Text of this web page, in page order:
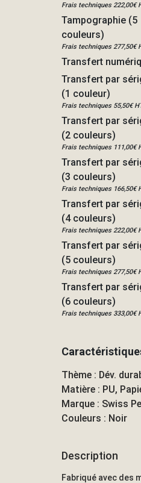
Frais techniques 222,00€
Tampographie (5
couleurs)
Frais techniques 277,50€
Transfert
Transfert par
(1 couleur)
Frais techniques 55,50€
Transfert par
(2 couleurs)
Frais techniques 111,00€
Transfert par
(3 couleurs)
Frais techniques 166,50€
Transfert par
(4 couleurs)
Frais techniques 222,00€
Transfert par
(5 couleurs)
Frais techniques 277,50€
Transfert par
(6 couleurs)
Frais techniques 333,00€
Thème : Dév.
Matière : PU,
Marque : Swiss
Couleurs : Noir
Description
Fabriqué avec des